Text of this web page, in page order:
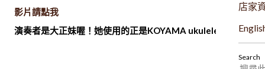
影片請點我
演奏者是大正妹喔！ 她使用的正是KOYAMA ukulele ！
店家
Search